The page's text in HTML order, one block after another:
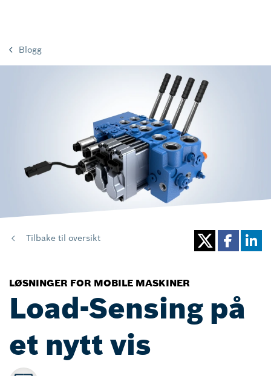
Blogg
Tilbake til oversikt
LØSNINGER FOR MOBILE MASKINER
Load-Sensing på
et nytt vis